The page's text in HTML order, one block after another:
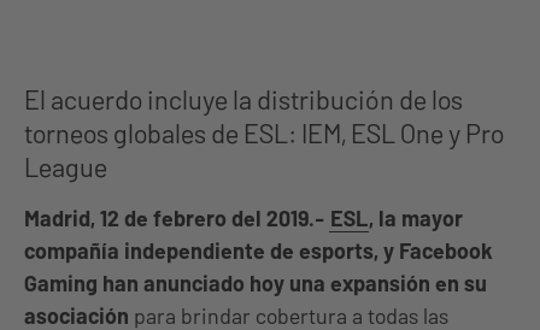
El acuerdo incluye la distribución de los
torneos globales de ESL: IEM, ESL One y Pro
League
Madrid, 12 de febrero del 2019.- ESL, la mayor
compañía independiente de esports, y Facebook
Gaming han anunciado hoy una expansión en su
asociación para brindar cobertura a todas las